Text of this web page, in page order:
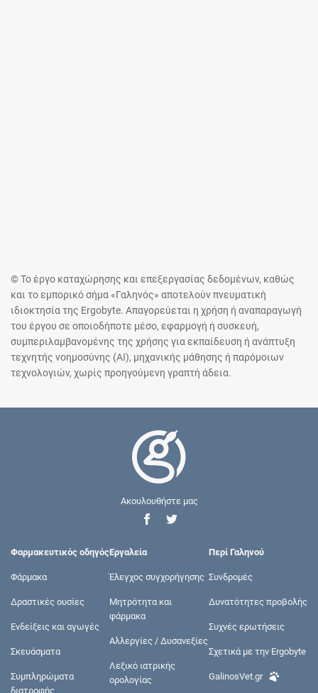
© Το έργο καταχώρησης και επεξεργασίας δεδομένων, καθώς
και το εμπορικό σήμα «Γαληνός» αποτελούν πνευματική
ιδιοκτησία της Ergobyte. Απαγορεύεται η χρήση ή αναπαραγωγή
του έργου σε οποιοδήποτε μέσο, εφαρμογή ή συσκευή,
συμπεριλαμβανομένης της χρήσης για εκπαίδευση ή ανάπτυξη
τεχνητής νοημοσύνης (AI), μηχανικής μάθησης ή παρόμοιων
τεχνολογιών, χωρίς προηγούμενη γραπτή άδεια.
Ακουλουθήστε μας
Φαρμακευτικός οδηγός
Φάρμακα
Δραστικές ουσίες
Ενδείξεις και αγωγές
Σκευάσματα
Συμπληρώματα
διατροφής
Εργαλεία
Έλεγχος συγχορήγησης
Μητρότητα και
φάρμακα
Αλλεργίες / Δυσανεξίες
Λεξικό ιατρικής
ορολογίας
Περί Γαληνού
Συνδρομές
Δυνατότητες προβολής
Συχνές ερωτήσεις
Σχετικά με την Ergobyte
GalinosVet.gr